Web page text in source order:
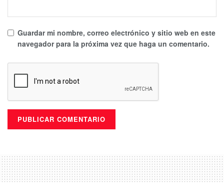
Guardar mi nombre, correo electrónico y sitio web en este
navegador para la próxima vez que haga un comentario.